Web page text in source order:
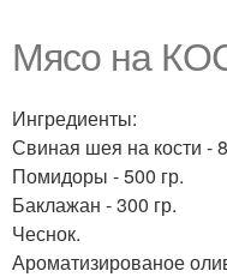
Мясо на
Ингредиенты:
Свиная шея на кости -
Помидоры - 500 гр.
Баклажан - 300 гр.
Чеснок.
Ароматизированое